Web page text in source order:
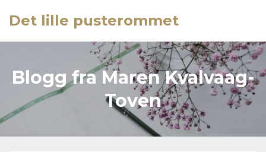
Det lille pusterommet
Blogg fra Maren Kvalvaag-
Toven